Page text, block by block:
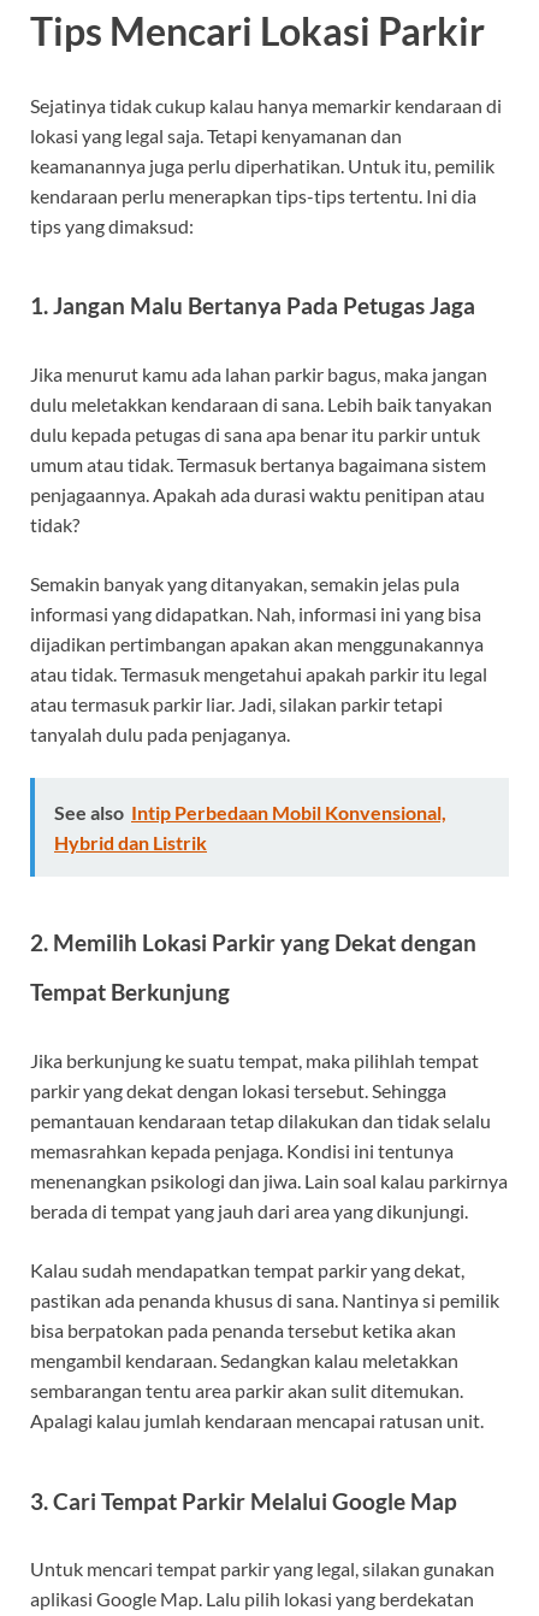
Tips Mencari Lokasi Parkir
Sejatinya tidak cukup kalau hanya memarkir kendaraan di
lokasi yang legal saja. Tetapi kenyamanan dan
keamanannya juga perlu diperhatikan. Untuk itu, pemilik
kendaraan perlu menerapkan tips-tips tertentu. Ini dia
tips yang dimaksud:
1. Jangan Malu Bertanya Pada Petugas Jaga
Jika menurut kamu ada lahan parkir bagus, maka jangan
dulu meletakkan kendaraan di sana. Lebih baik tanyakan
dulu kepada petugas di sana apa benar itu parkir untuk
umum atau tidak. Termasuk bertanya bagaimana sistem
penjagaannya. Apakah ada durasi waktu penitipan atau
tidak?
Semakin banyak yang ditanyakan, semakin jelas pula
informasi yang didapatkan. Nah, informasi ini yang bisa
dijadikan pertimbangan apakan akan menggunakannya
atau tidak. Termasuk mengetahui apakah parkir itu legal
atau termasuk parkir liar. Jadi, silakan parkir tetapi
tanyalah dulu pada penjaganya.
See also Intip Perbedaan Mobil Konvensional,
Hybrid dan Listrik
2. Memilih Lokasi Parkir yang Dekat dengan
Tempat Berkunjung
Jika berkunjung ke suatu tempat, maka pilihlah tempat
parkir yang dekat dengan lokasi tersebut. Sehingga
pemantauan kendaraan tetap dilakukan dan tidak selalu
memasrahkan kepada penjaga. Kondisi ini tentunya
menenangkan psikologi dan jiwa. Lain soal kalau parkirnya
berada di tempat yang jauh dari area yang dikunjungi.
Kalau sudah mendapatkan tempat parkir yang dekat,
pastikan ada penanda khusus di sana. Nantinya si pemilik
bisa berpatokan pada penanda tersebut ketika akan
mengambil kendaraan. Sedangkan kalau meletakkan
sembarangan tentu area parkir akan sulit ditemukan.
Apalagi kalau jumlah kendaraan mencapai ratusan unit.
3. Cari Tempat Parkir Melalui Google Map
Untuk mencari tempat parkir yang legal, silakan gunakan
aplikasi Google Map. Lalu pilih lokasi yang berdekatan